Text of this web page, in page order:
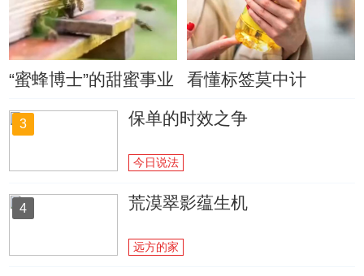
“蜜蜂博士”的甜蜜事业 看懂标签莫中计
3 保单的时效之争
今日说法
4 荒漠翠影蕴生机
远方的家